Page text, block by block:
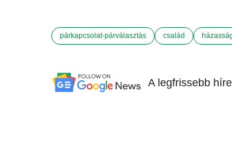
párkapcsolat-párválasztás család
A legfrissebb